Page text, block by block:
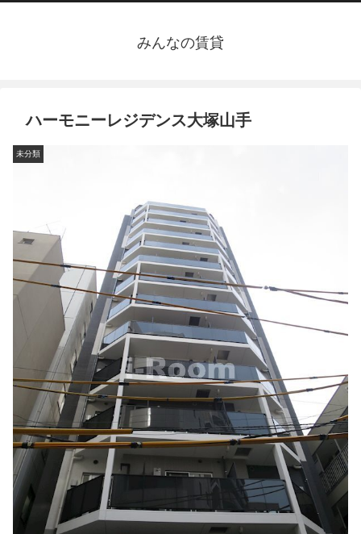
みんなの賃貸
ハーモニーレジデンス大塚山手
未分類